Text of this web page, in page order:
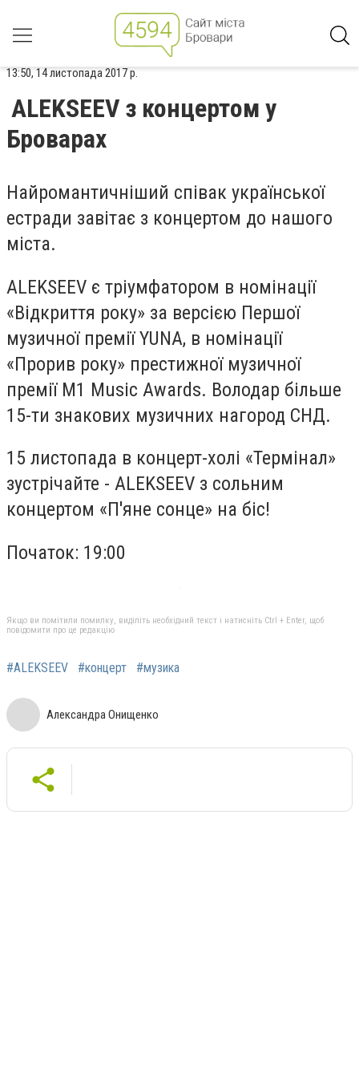
13:50, 14 листопада 2017 р.
ALEKSEEV з концертом у
Броварах
Найромантичніший співак української
естради завітає з концертом до нашого
міста.
ALEKSEEV є тріумфатором в номінації
«Відкриття року» за версією Першої
музичної премії YUNA, в номінації
«Прорив року» престижної музичної
премії M1 Music Awards. Володар більше
15-ти знакових музичних нагород СНД.
15 листопада в концерт-холі «Термінал»
зустрічайте - ALEKSEEV з сольним
концертом «П'яне сонце» на біс!
Початок: 19:00
Якщо ви помітили помилку, виділіть необхідний текст і натисніть Ctrl + Enter, щоб
повідомити про це редакцію
#ALEKSEEV #концерт #музика
Александра Онищенко